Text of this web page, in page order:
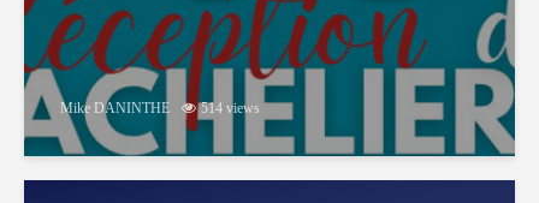
Mike DANINTHE 514 views